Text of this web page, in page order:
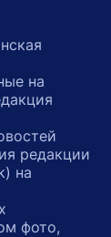
на
редакции
на
фото,